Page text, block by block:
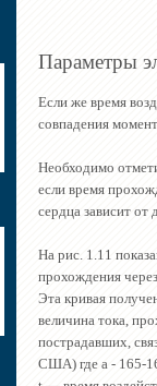
Параметры
Если же время
совпадения
Необходимо
если время
сердца зависит от
На рис. 1.11
прохождения
Эта кривая
величина тока,
пострадавших,
США) где а - 165-